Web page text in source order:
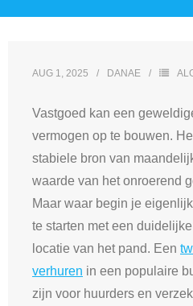
AUG 1, 2025 DANAE
Vastgoed kan een
vermogen op te bouwen.
stabiele bron van
waarde van het onroerend
Maar waar begin je
te starten met een
locatie van het pand. Een
verhuren in een populaire
zijn voor huurders en